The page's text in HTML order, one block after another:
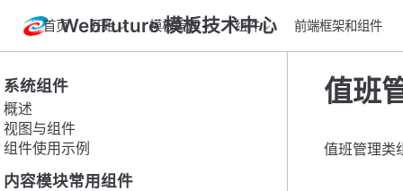
WebFuture 模板技术中心
首页 开始 模板管理 组件 前端框架和组件
系统组件
概述
视图与组件
组件使用示例
内容模块常用组件
值班
值班管理类